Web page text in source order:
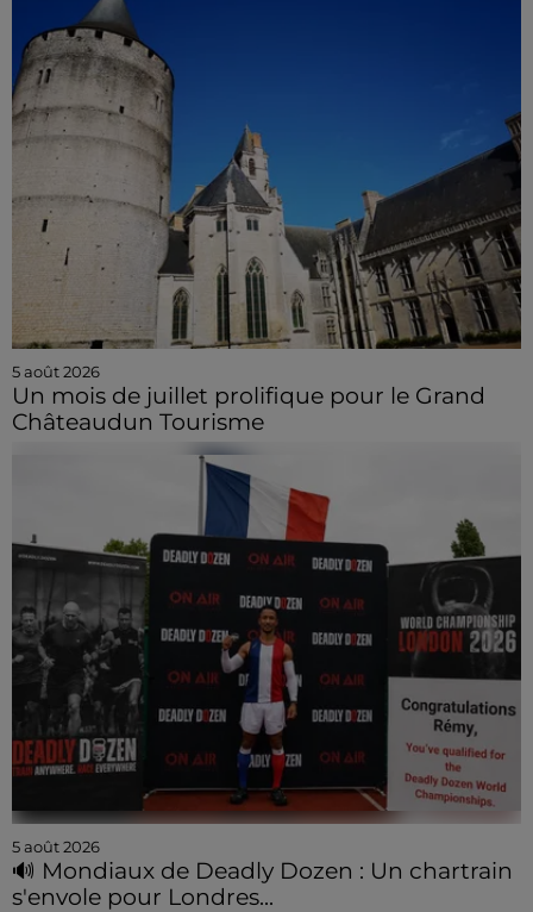
5 août 2026
Un mois de juillet prolifique pour le Grand
Châteaudun Tourisme
5 août 2026
🔊 Mondiaux de Deadly Dozen : Un chartrain
s'envole pour Londres...